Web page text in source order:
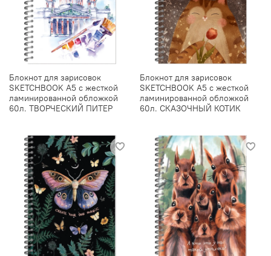
Блокнот для зарисовок
SKETCHBOOK А5 с жесткой
ламинированной обложкой
60л. ТВОРЧЕСКИЙ ПИТЕР
Блокнот для зарисовок
SKETCHBOOK А5 с жесткой
ламинированной обложкой
60л. СКАЗОЧНЫЙ КОТИК